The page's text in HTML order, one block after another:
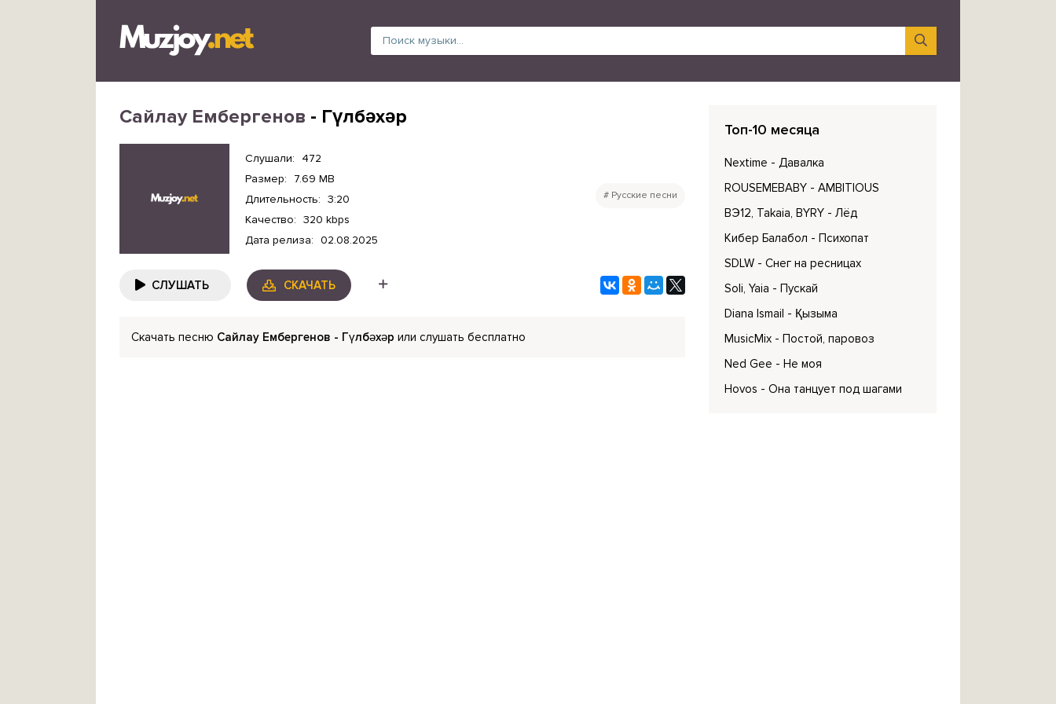
Сайлау Ембергенов - Гүлбәхәр
Слушали:
472
Размер:
7.69 MB
Длительность: 3:20
Качество: 320 kbps
Дата релиза: 02.08.2025
Русские песни
СЛУШАТЬ СКАЧАТЬ
Скачать песню Сайлау Ембергенов - Гүлбәхәр или слушать бесплатно
Топ-10 месяца
Nextime - Давалка
ROUSEMEBABY - AMBITIOUS
ВЭ12, Takaia, BYRY - Лёд
Кибер Балабол - Психопат
SDLW - Снег на ресницах
Soli, Yaia - Пускай
Diana Ismail - Қызыма
MusicMix - Постой, паровоз
Ned Gee - Не моя
Hovos - Она танцует под шагами